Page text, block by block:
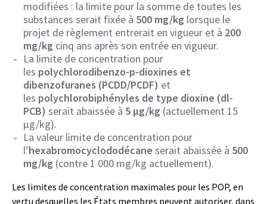
modifiées : la limite pour la somme de toutes les
substances serait fixée à 500 mg/kg lorsque le
projet de règlement entrerait en vigueur et à 200
mg/kg cinq ans après son entrée en vigueur.
La limite de concentration pour
les polychlorodibenzo-p-dioxines et
dibenzofuranes (PCDD/PCDF) et
les polychlorobiphényles de type dioxine (dl-
PCB) serait abaissée à 5 µg/kg (actuellement 15
µg/kg).
La valeur limite de concentration pour
l’hexabromocyclododécane serait abaissée à 500
mg/kg (contre 1 000 mg/kg actuellement).
Les limites de concentration maximales pour les POP, en
vertu desquelles les États membres peuvent autoriser, dans